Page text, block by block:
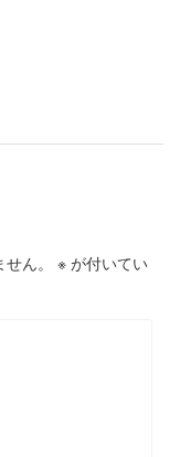
ん。 ※ が付いてい